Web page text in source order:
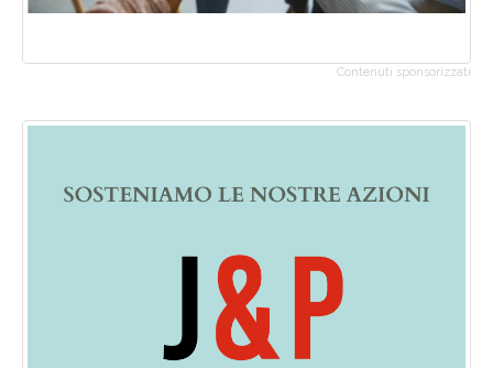
Contenuti sponsorizzati